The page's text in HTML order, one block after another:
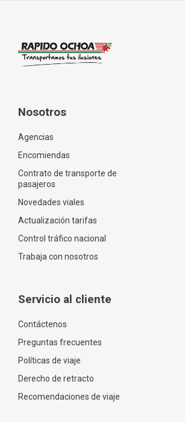
Nosotros
Agencias
Encomiendas
Contrato de transporte de
pasajeros
Novedades viales
Actualización tarifas
Control tráfico nacional
Trabaja con nosotros
Servicio al cliente
Contáctenos
Preguntas frecuentes
Políticas de viaje
Derecho de retracto
Recomendaciones de viaje